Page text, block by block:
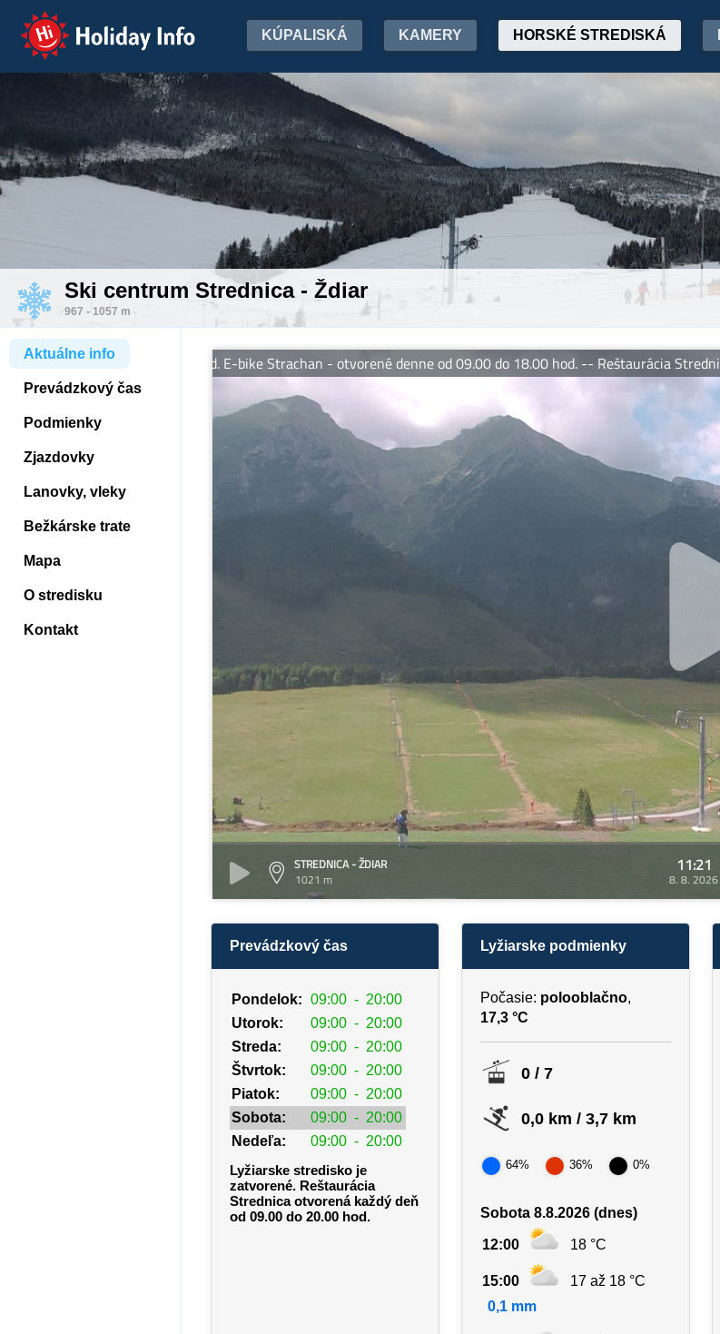
Holiday Info KÚPALISKÁ KAMERY HORSKÉ STREDISKÁ
Ski centrum Strednica - Ždiar
967 - 1057 m
Aktuálne info
Prevádzkový čas
Podmienky
Zjazdovky
Lanovky, vleky
Bežkárske trate
Mapa
O stredisku
Kontakt
- 20.00 hod. E-bike Strachan - otvorené denne od 09.00 do 18.00 hod. -- Reštaurácia Strednica otvorená
STREDNICA - ŽDIAR
1021 m
11:21
8. 8. 2026
Prevádzkový čas
Pondelok: 09:00 - 20:00
Utorok:
09:00 - 20:00
Streda:
09:00 - 20:00
Štvrtok:
09:00 - 20:00
Piatok:
09:00 - 20:00
Sobota:
09:00 - 20:00
Nedeľa:
09:00 - 20:00
Lyžiarske stredisko je
zatvorené. Reštaurácia
Strednica otvorená každý deň
od 09.00 do 20.00 hod.
Lyžiarske podmienky
Počasie: polooblačno,
17,3 °C
0 / 7
0,0 km / 3,7 km
64% 36% 0%
Sobota 8.8.2026 (dnes)
12:00 18 °C
15:00
17 až 18 °C
0,1 mm